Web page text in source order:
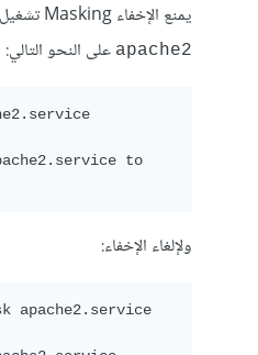
يمنع الإخفاء Masking تشغيل خدمة. يمكن إخفاء الخدمة
apache2 على النحو التالي:
to
ولإلغاء الإخفاء:
apache2.service